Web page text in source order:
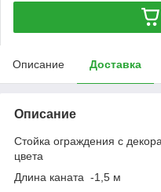
Описание Доставка
Описание
Стойка ограждения с
цвета
Длина каната -1,5 м